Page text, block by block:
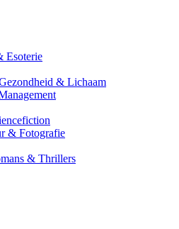
Esoterie
& Lichaam
& Fotografie
& Thrillers